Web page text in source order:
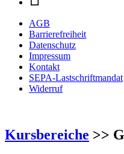
AGB
Barrierefreiheit
Datenschutz
Impressum
Kontakt
SEPA-Lastschriftmandat
Widerruf
Kursbereiche >>